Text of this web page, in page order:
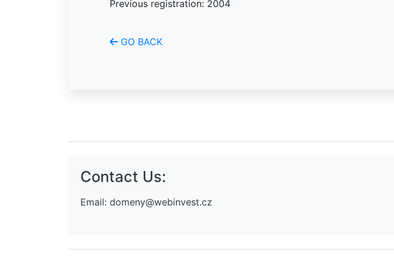
Previous registration: 2004
GO BACK
Contact Us:
Email: domeny@webinvest.cz